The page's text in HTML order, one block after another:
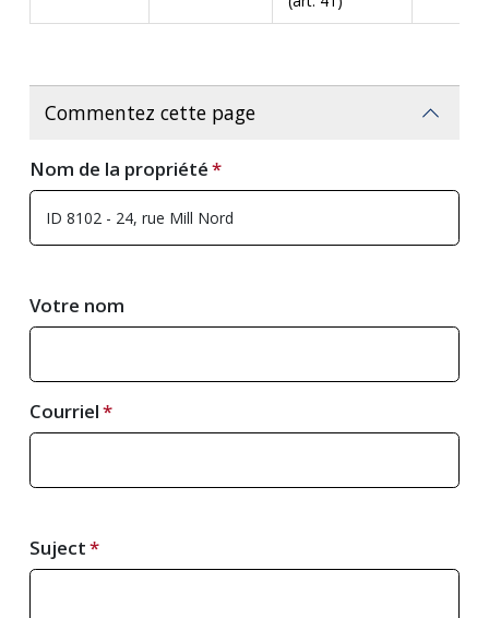
Commentez cette page
Nom de la propriété
Votre nom
Courriel
Suject